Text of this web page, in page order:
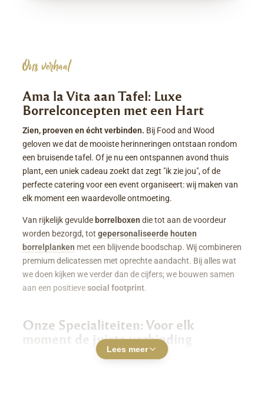
Ons verhaal
Ama la Vita aan Tafel: Luxe
Borrelconcepten met een Hart
Zien, proeven en écht verbinden. Bij Food and Wood
geloven we dat de mooiste herinneringen ontstaan rondom
een bruisende tafel. Of je nu een ontspannen avond thuis
plant, een uniek cadeau zoekt dat zegt "ik zie jou", of de
perfecte catering voor een event organiseert: wij maken van
elk moment een waardevolle ontmoeting.
Van rijkelijk gevuldeborrelboxen die tot aan de voordeur
worden bezorgd, tot gepersonaliseerde houten
borrelplanken met een blijvende boodschap. Wij combineren
premium delicatessen met oprechte aandacht. Bij alles wat
we doen kijken we verder dan de cijfers; we bouwen samen
aan een positievesocial footprint.
Onze Specialiteiten: Voor elk
moment de juiste verbinding
Luxe Borrelboxen & Borrelpakketten
Lees meer